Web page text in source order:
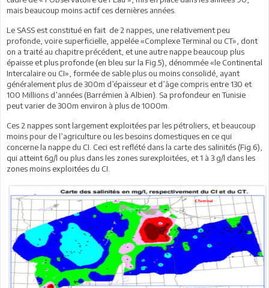
mais beaucoup moins actif ces dernières années.
Le SASS est constitué en fait de 2 nappes, une relativement peu
profonde, voire superficielle, appelée «Complexe Terminal ou CT», dont
on a traité au chapitre précédent, et une autre nappe beaucoup plus
épaisse et plus profonde (en bleu sur la Fig.5), dénommée «le Continental
Intercalaire ou CI», formée de sable plus ou moins consolidé, ayant
généralement plus de 300m d’épaisseur et d’âge compris entre 130 et
100 Millions d’années (Barrémien à Albien). Sa profondeur en Tunisie
peut varier de 300m environ à plus de 1000m.
Ces 2 nappes sont largement exploitées par les pétroliers, et beaucoup
moins pour de l’agriculture ou les besoins domestiques en ce qui
concerne la nappe du CI. Ceci est reflété dans la carte des salinités (Fig.6),
qui atteint 6g/l ou plus dans les zones surexploitées, et 1 à 3 g/l dans les
zones moins exploitées du CI.